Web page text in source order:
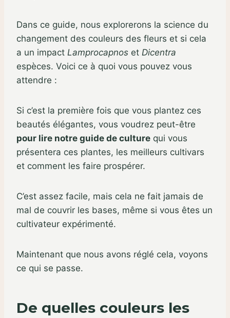
Dans ce guide, nous explorerons la science du
changement des couleurs des fleurs et si cela
a un impact Lamprocapnos et Dicentra
espèces. Voici ce à quoi vous pouvez vous
attendre :
Si c’est la première fois que vous plantez ces
beautés élégantes, vous voudrez peut-être
pour lire notre guide de culture qui vous
présentera ces plantes, les meilleurs cultivars
et comment les faire prospérer.
C’est assez facile, mais cela ne fait jamais de
mal de couvrir les bases, même si vous êtes un
cultivateur expérimenté.
Maintenant que nous avons réglé cela, voyons
ce qui se passe.
De quelles couleurs les